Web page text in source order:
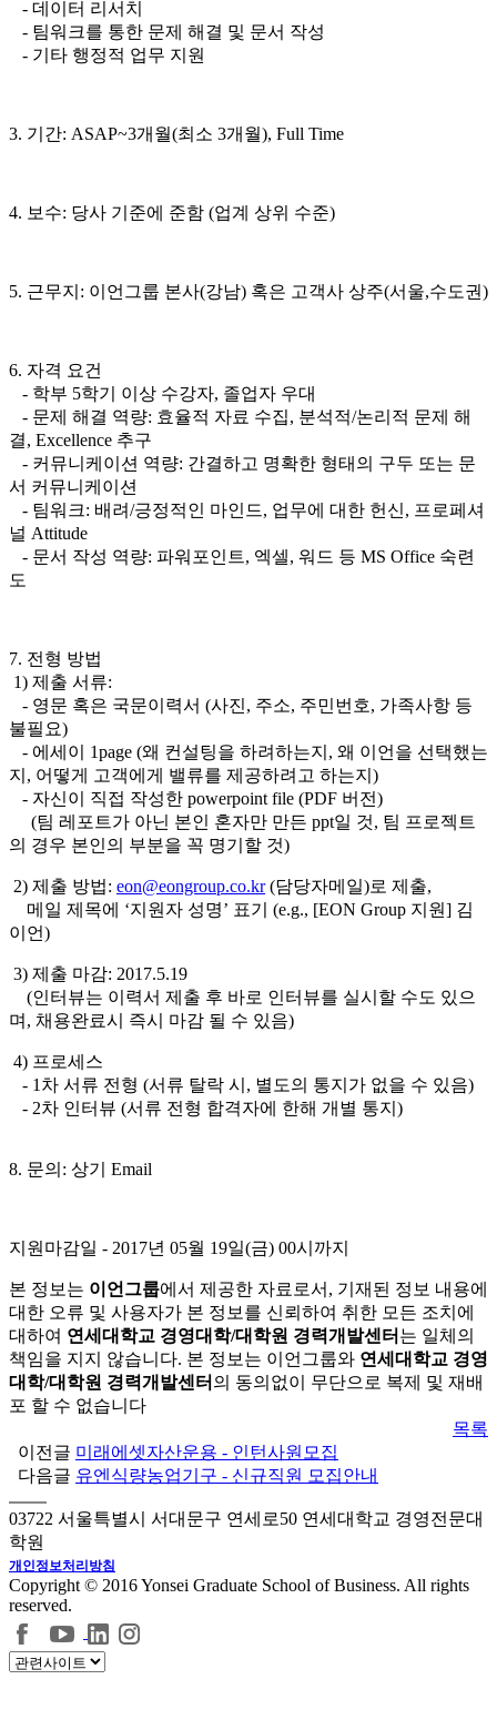
- 데이터 리서치
- 팀워크를 통한 문제 해결 및 문서 작성
- 기타 행정적 업무 지원
3. 기간: ASAP~3개월(최소 3개월), Full Time
4. 보수: 당사 기준에 준함 (업계 상위 수준)
5. 근무지: 이언그룹 본사(강남) 혹은 고객사 상주(서울,수도권)
6. 자격 요건
- 학부 5학기 이상 수강자, 졸업자 우대
- 문제 해결 역량: 효율적 자료 수집, 분석적/논리적 문제 해
결, Excellence 추구
- 커뮤니케이션 역량: 간결하고 명확한 형태의 구두 또는 문
서 커뮤니케이션
- 팀워크: 배려/긍정적인 마인드, 업무에 대한 헌신, 프로페셔
널 Attitude
- 문서 작성 역량: 파워포인트, 엑셀, 워드 등 MS Office 숙련
도
7. 전형 방법
1) 제출 서류:
- 영문 혹은 국문이력서 (사진, 주소, 주민번호, 가족사항 등
불필요)
- 에세이 1page (왜 컨설팅을 하려하는지, 왜 이언을 선택했는
지, 어떻게 고객에게 밸류를 제공하려고 하는지)
- 자신이 직접 작성한 powerpoint file (PDF 버전)
(팀 레포트가 아닌 본인 혼자만 만든 ppt일 것, 팀 프로젝트
의 경우 본인의 부분을 꼭 명기할 것)
2) 제출 방법: eon@eongroup.co.kr(담당자메일)로 제출,
메일 제목에 ‘지원자 성명’ 표기 (e.g., [EON Group 지원] 김
이언)
3) 제출 마감: 2017.5.19
(인터뷰는 이력서 제출 후 바로 인터뷰를 실시할 수도 있으
며, 채용완료시 즉시 마감 될 수 있음)
4) 프로세스
- 1차 서류 전형 (서류 탈락 시, 별도의 통지가 없을 수 있음)
- 2차 인터뷰 (서류 전형 합격자에 한해 개별 통지)
8. 문의: 상기 Email
지원마감일 - 2017년 05월 19일(금) 00시까지
본 정보는 이언그룹에서 제공한 자료로서, 기재된 정보 내용에
대한 오류 및 사용자가 본 정보를 신뢰하여 취한 모든 조치에
대하여 연세대학교 경영대학/대학원 경력개발센터 는 일체의
책임을 지지 않습니다. 본 정보는 이언그룹와 연세대학교 경영
대학/대학원 경력개발센터 의 동의없이 무단으로 복제 및 재배
포 할 수 없습니다
목록
이전글 미래에셋자산운용 - 인턴사원모집
다음글 유엔식량농업기구 - 신규직원 모집안내
03722 서울특별시 서대문구 연세로50 연세대학교 경영전문대
학원
개인정보처리방침
Copyright © 2016 Yonsei Graduate School of Business. All rights
reserved.